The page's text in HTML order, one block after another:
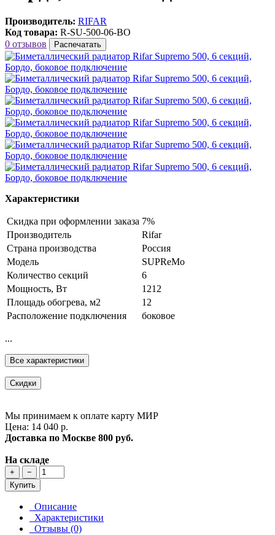
Производитель: RIFAR
Код товара: R-SU-500-06-BO
0 отзывов
Распечатать
Характеристики
Скидка при оформлении заказа 7%
Производитель
Rifar
Страна производства
Россия
Модель
SUPReMo
Количество секций
6
Мощность, Вт
1212
Площадь обогрева, м2
12
Расположение подключения
боковое
...
Все характеристики
Скидки
Мы принимаем к оплате карту МИР
Цена: 14 040 р.
Доставка по Москве 800 руб.
На складе
+
−
Купить
Описание
Характеристики
Отзывы (0)